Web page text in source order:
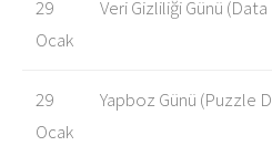
29
Ocak
Veri Gizliliği Günü
29
Ocak
Yapboz Günü (Puzzle